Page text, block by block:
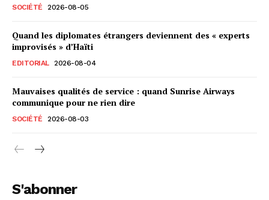
SOCIÉTÉ 2026-08-05
Quand les diplomates étrangers deviennent des « experts
improvisés » d’Haïti
EDITORIAL 2026-08-04
Mauvaises qualités de service : quand Sunrise Airways
communique pour ne rien dire
SOCIÉTÉ 2026-08-03
S'abonner